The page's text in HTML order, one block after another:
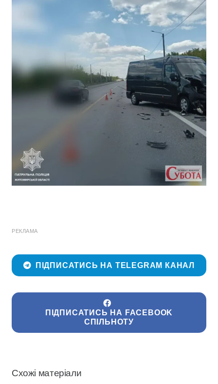
РЕКЛАМА
ПІДПИСАТИСЬ НА TELEGRAM КАНАЛ
ПІДПИСАТИСЬ НА FACEBOOK
СПІЛЬНОТУ
Схожі матеріали